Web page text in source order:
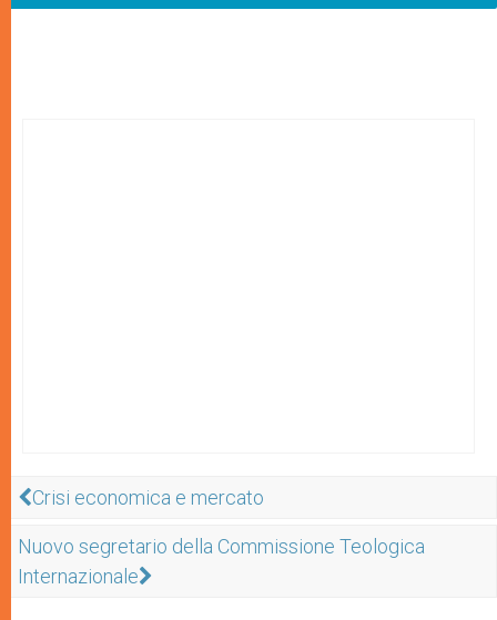
Crisi economica e mercato
Nuovo segretario della Commissione Teologica
Internazionale